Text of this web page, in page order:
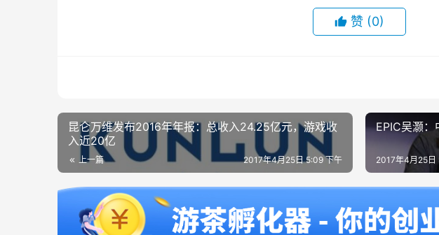
赞 (0)
昆仑万维发布2016年年报：总收入24.25亿元，游戏收
入近20亿
上一篇 2017年4月25日 5:09 下午
EPIC吴灏：
2017年4月25日